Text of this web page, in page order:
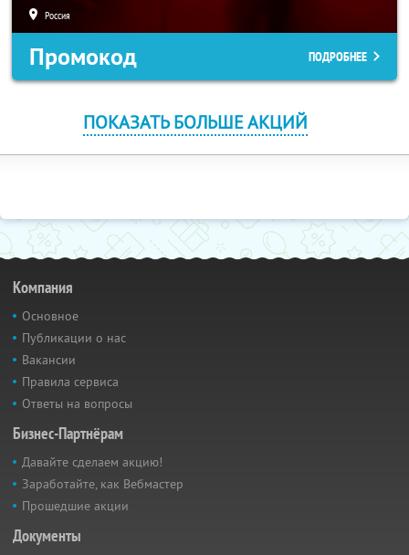
Россия
Промокод ПОДРОБНЕЕ
ПОКАЗАТЬ БОЛЬШЕ АКЦИЙ
Компания
Основное
Публикации о нас
Вакансии
Правила сервиса
Ответы на вопросы
Бизнес-Партнёрам
Давайте сделаем акцию!
Заработайте, как Вебмастер
Прошедшие акции
Документы